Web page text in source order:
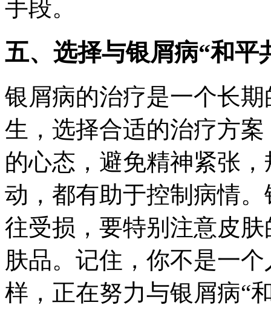
手段。
五、选择与银屑病“和平
银屑病的治疗是一个长
生，选择合适的治疗方
的心态，避免精神紧张
动，都有助于控制病情
往受损，要特别注意皮
肤品。记住，你不是一
样，正在努力与银屑病“